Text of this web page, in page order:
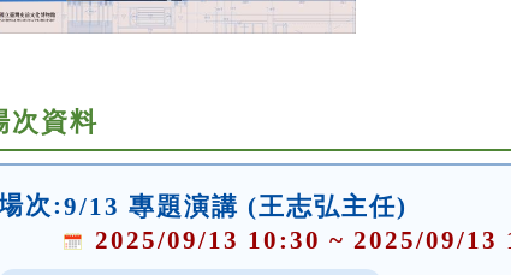
次資料
次:9/13 專題演講 (王志弘主任)
2025/09/13 10:30 ~ 2025/09/13